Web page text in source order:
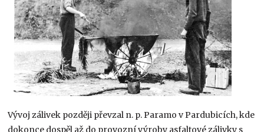
Vývoj zálivek později převzal n. p. Paramo v Pardubicích, kde
dokonce dospěl až do provozní výroby asfaltové zálivky s